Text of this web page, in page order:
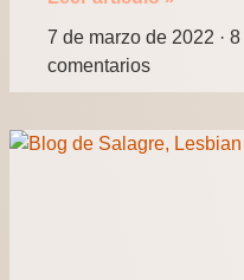
7 de marzo de 2022
8
comentarios